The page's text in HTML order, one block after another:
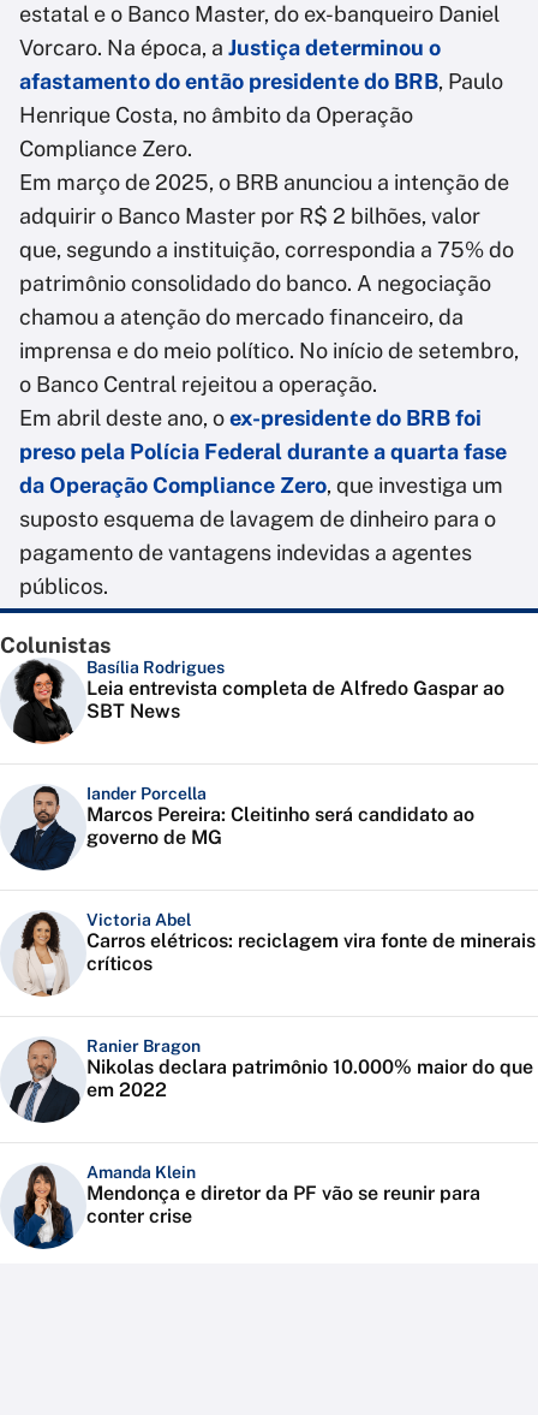
estatal e o Banco Master, do ex-banqueiro Daniel
Vorcaro. Na época, a Justiça determinou o
afastamento do então presidente do BRB, Paulo
Henrique Costa, no âmbito da Operação
Compliance Zero.
Em março de 2025, o BRB anunciou a intenção de
adquirir o Banco Master por R$ 2 bilhões, valor
que, segundo a instituição, correspondia a 75% do
patrimônio consolidado do banco. A negociação
chamou a atenção do mercado financeiro, da
imprensa e do meio político. No início de setembro,
o Banco Central rejeitou a operação.
Em abril deste ano, oex-presidente do BRB foi
preso pela Polícia Federal durante a quarta fase
da Operação Compliance Zero, que investiga um
suposto esquema de lavagem de dinheiro para o
pagamento de vantagens indevidas a agentes
públicos.
Colunistas
Basília Rodrigues
Leia entrevista completa de Alfredo Gaspar ao
SBT News
Iander Porcella
Marcos Pereira: Cleitinho será candidato ao
governo de MG
Victoria Abel
Carros elétricos: reciclagem vira fonte de minerais
críticos
Ranier Bragon
Nikolas declara patrimônio 10.000% maior do que
em 2022
Amanda Klein
Mendonça e diretor da PF vão se reunir para
conter crise